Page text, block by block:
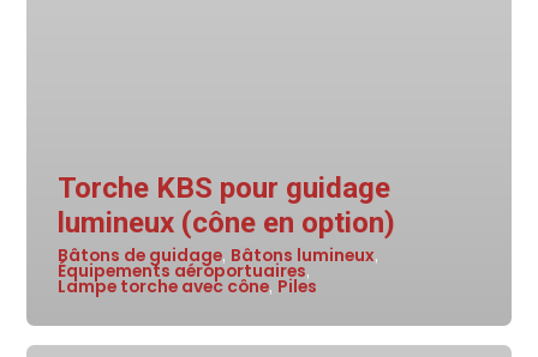
Torche KBS pour guidage
lumineux (cône en option)
Bâtons de guidage, Bâtons lumineux,
Équipements aéroportuaires,
Lampe torche avec cône, Piles